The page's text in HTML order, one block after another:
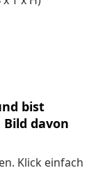
bist
davon
Klick einfach